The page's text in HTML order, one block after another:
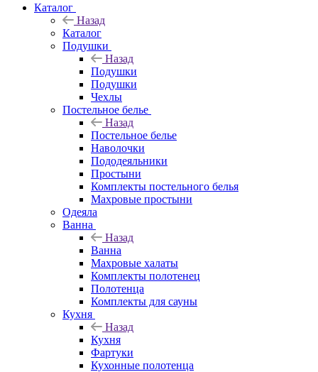
Каталог
Назад
Каталог
Подушки
Назад
Подушки
Подушки
Чехлы
Постельное белье
Назад
Постельное белье
Наволочки
Пододеяльники
Простыни
Комплекты постельного белья
Махровые простыни
Одеяла
Ванна
Назад
Ванна
Махровые халаты
Комплекты полотенец
Полотенца
Комплекты для сауны
Кухня
Назад
Кухня
Фартуки
Кухонные полотенца